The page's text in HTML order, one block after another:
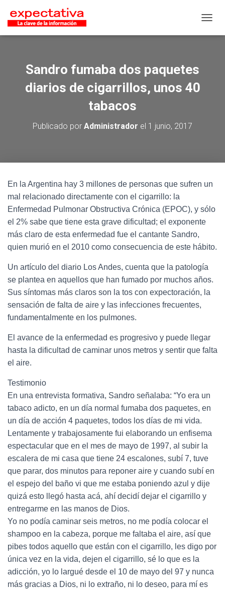
Sandro fumaba dos paquetes
diarios de cigarrillos, unos 40
tabacos
Publicado por Administrador el 1 junio, 2017
En la Argentina hay 3 millones de personas que sufren un
mal relacionado directamente con el cigarrillo: la
Enfermedad Pulmonar Obstructiva Crónica (EPOC), y sólo
el 2% sabe que tiene esta grave dificultad; el exponente
más claro de esta enfermedad fue el cantante Sandro,
quien murió en el 2010 como consecuencia de este hábito.
Un artículo del diario Los Andes, cuenta que la patología
se plantea en aquellos que han fumado por muchos años.
Sus síntomas más claros son la tos con expectoración, la
sensación de falta de aire y las infecciones frecuentes,
fundamentalmente en los pulmones.
El avance de la enfermedad es progresivo y puede llegar
hasta la dificultad de caminar unos metros y sentir que falta
el aire.
Testimonio
En una entrevista formativa, Sandro señalaba: “Yo era un
tabaco adicto, en un día normal fumaba dos paquetes, en
un día de acción 4 paquetes, todos los días de mi vida.
Lentamente y trabajosamente fui elaborando un enfisema
espectacular que en el mes de mayo de 1997, al subir la
escalera de mi casa que tiene 24 escalones, subí 7, tuve
que parar, dos minutos para reponer aire y cuando subí en
el espejo del baño vi que me estaba poniendo azul y dije
quizá esto llegó hasta acá, ahí decidí dejar el cigarrillo y
entregarme en las manos de Dios.
Yo no podía caminar seis metros, no me podía colocar el
shampoo en la cabeza, porque me faltaba el aire, así que
pibes todos aquello que están con el cigarrillo, les digo por
única vez en la vida, dejen el cigarrillo, sé lo que es la
adicción, yo lo largué desde el 10 de mayo del 97 y nunca
más gracias a Dios, ni lo extraño, ni lo deseo, para mí es